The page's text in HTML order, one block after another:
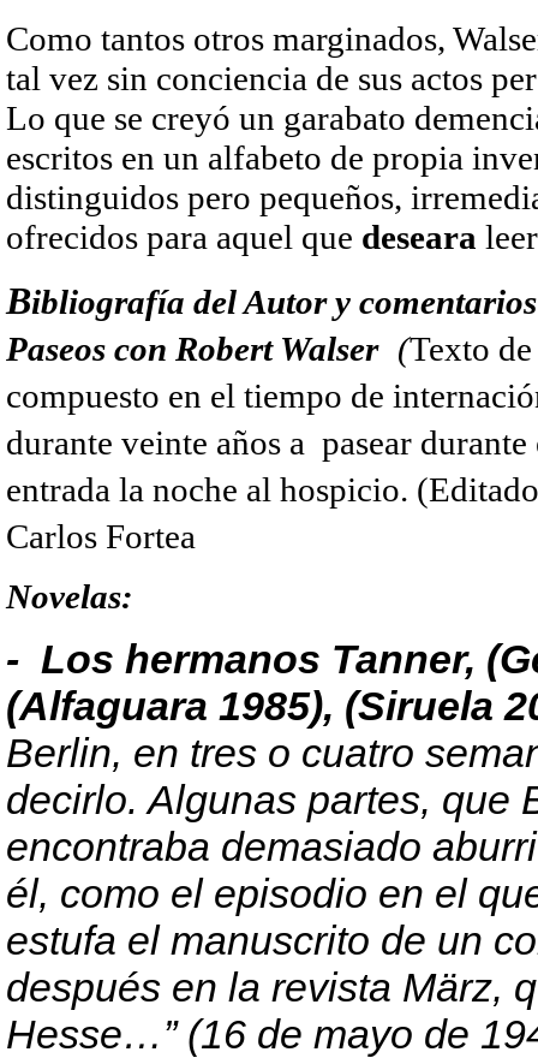
Como tantos otros marginados,
tal vez sin conciencia de sus actos
Lo que se creyó un garabato
escritos en un alfabeto de propia
distinguidos pero pequeños,
ofrecidos para aquel que deseara
Bibliografía del Autor y
Paseos con Robert Walser (Texto
compuesto en el tiempo de
durante veinte años a pasear
entrada la noche al hospicio.
Carlos Fortea
Novelas:
- Los hermanos Tanner,
(Alfaguara 1985), (Siruela
Berlin, en tres o cuatro
decirlo. Algunas partes, que
encontraba demasiado
él, como el episodio en el
estufa el manuscrito de un
después en la revista März,
Hesse…” (16 de mayo de